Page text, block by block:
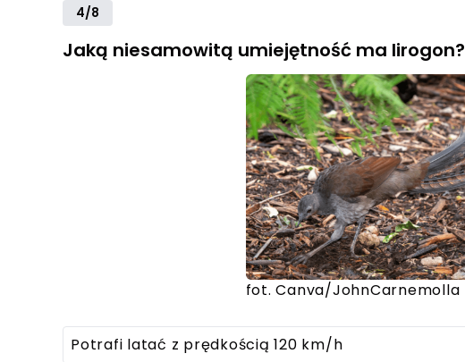
4/8
Jaką niesamowitą umiejętność ma lirogon?
fot. Canva/JohnCarnemolla
Potrafi latać z prędkością 120 km/h